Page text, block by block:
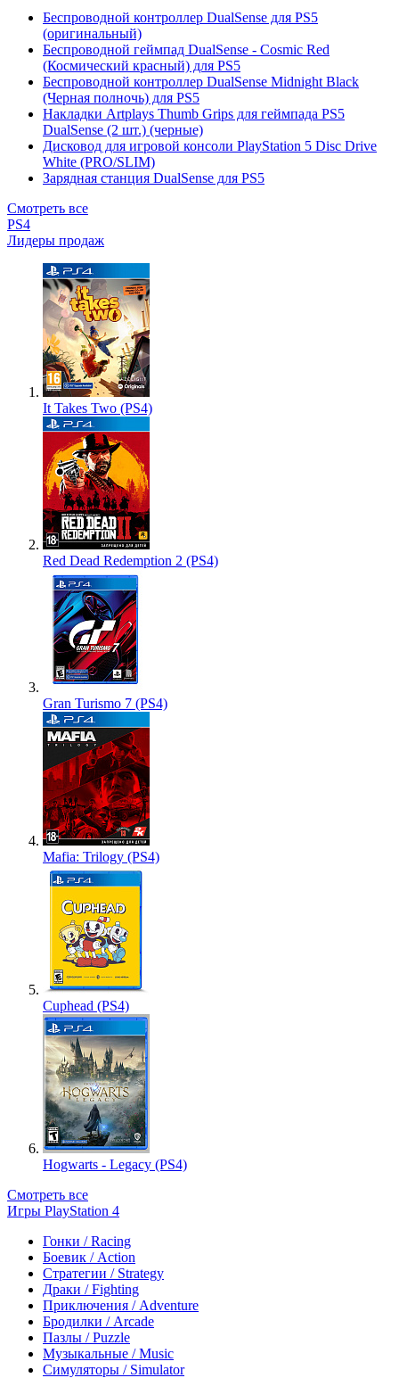
Беспроводной контроллер DualSense для PS5
(оригинальный)
Беспроводной геймпад DualSense - Cosmic Red
(Космический красный) для PS5
Беспроводной контроллер DualSense Midnight Black
(Черная полночь) для PS5
Накладки Artplays Thumb Grips для геймпада PS5
DualSense (2 шт.) (черные)
Дисковод для игровой консоли PlayStation 5 Disc Drive
White (PRO/SLIM)
Зарядная станция DualSense для PS5
Смотреть все
PS4
Лидеры продаж
It Takes Two (PS4)
Red Dead Redemption 2 (PS4)
Gran Turismo 7 (PS4)
Mafia: Trilogy (PS4)
Cuphead (PS4)
Hogwarts - Legacy (PS4)
Смотреть все
Игры PlayStation 4
Гонки / Racing
Боевик / Action
Стратегии / Strategy
Драки / Fighting
Приключения / Adventure
Бродилки / Arcade
Пазлы / Puzzle
Музыкальные / Music
Симуляторы / Simulator